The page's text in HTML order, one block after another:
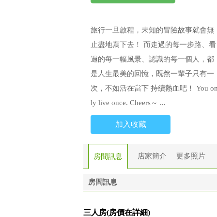
旅行一旦啟程，未知的冒險故事就會無
止盡地寫下去！ 而走過的每一步路、看
過的每一幅風景、認識的每一個人，都
是人生最美的回憶，既然一輩子只有一
次，不如活在當下 持續熱血吧！ You
ly live once. Cheers～ ...
加入收藏
房間訊息 店家簡介 更多照片
房間訊息
三人房(房價在詳細)